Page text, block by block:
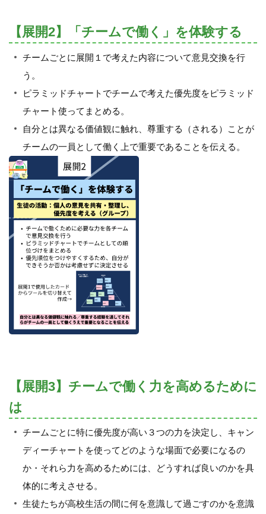
【展開2】「チームで働く」を体験する
チームごとに展開１で考えた内容について意見交換を行
う。
ピラミッドチャートでチームで考えた優先度をピラミッド
チャート使ってまとめる。
自分とは異なる価値観に触れ、尊重する（される）ことが
チームの一員として働く上で重要であることを伝える。
【展開3】チームで働く力を高めるために
は
チームごとに特に優先度が高い３つの力を決定し、キャン
ディーチャートを使ってどのような場面で必要になるの
か・それら力を高めるためには、どうすれば良いのかを具
体的に考えさせる。
生徒たちが高校生活の間に何を意識して過ごすのかを意識